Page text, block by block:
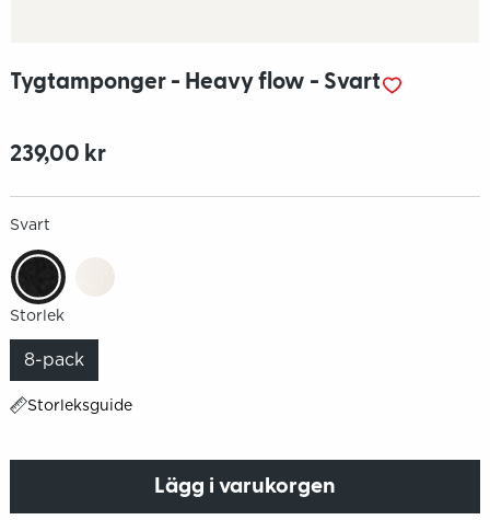
Tygtamponger - Heavy flow - Svart
239,00 kr
Svart
Storlek
8-pack
Storleksguide
Lägg i varukorgen